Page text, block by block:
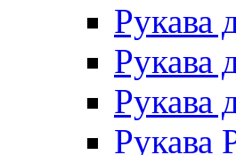
Рукава
Рукава
Рукава
Рукава